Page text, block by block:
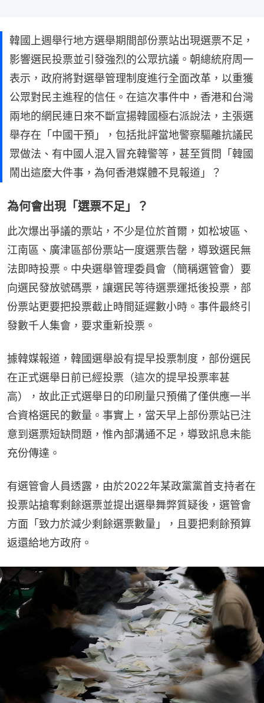
韓國上週舉行地方選舉期間部份票站出現選票不足，
影響選民投票並引發強烈的公眾抗議。朝總統府周一
表示，政府將對選舉管理制度進行全面改革，以重獲
公眾對民主進程的信任。在這次事件中，香港和台灣
兩地的網民連日來不斷宣揚韓國極右派說法，主張選
舉存在「中國干預」，包括批評當地警察驅離抗議民
眾做法、有中國人混入冒充韓警等，甚至質問「韓國
鬧出這麼大件事，為何香港媒體不見報道」？
為何會出現「選票不足」？
此次爆出爭議的票站，不少是位於首爾，如松坡區、
江南區、廣津區部份票站一度選票告罄，導致選民無
法即時投票。中央選舉管理委員會（簡稱選管會）要
向選民發放號碼票，讓選民等待選票運抵後投票，部
份票站更要把投票截止時間延遲數小時。事件最終引
發數千人集會，要求重新投票。
據韓媒報道，韓國選舉設有提早投票制度，部份選民
在正式選舉日前已經投票（這次的提早投票率甚
高），故此正式選舉日的印刷量只預備了僅供應一半
合資格選民的數量。事實上，當天早上部份票站已注
意到選票短缺問題，惟內部溝通不足，導致訊息未能
充份傳達。
有選管會人員透露，由於2022年某政黨黨首支持者在
投票站搶奪剩餘選票並提出選舉舞弊質疑後，選管會
方面「致力於減少剩餘選票數量」，且要把剩餘預算
返還給地方政府。